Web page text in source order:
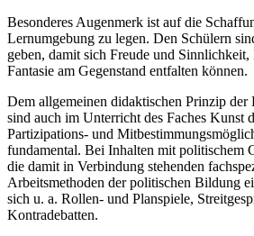
Besonderes Augenmerk ist auf die
Lernumgebung zu legen. Den Schülern
geben, damit sich Freude und Sinnlichkeit,
Fantasie am Gegenstand entfalten können.
Dem allgemeinen didaktischen Prinzip
sind auch im Unterricht des Faches Kunst
Partizipations- und
fundamental. Bei Inhalten mit politischem
die damit in Verbindung stehenden
Arbeitsmethoden der politischen Bildung
sich u. a. Rollen- und Planspiele,
Kontradebatten.